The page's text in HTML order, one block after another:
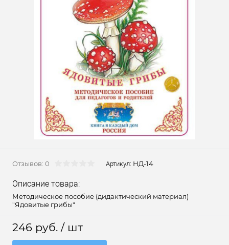
Отзывов: 0 Артикул: НД-14
Описание товара:
Методическое пособие (дидактический материал)
"Ядовитые грибы"
246 руб. / шт